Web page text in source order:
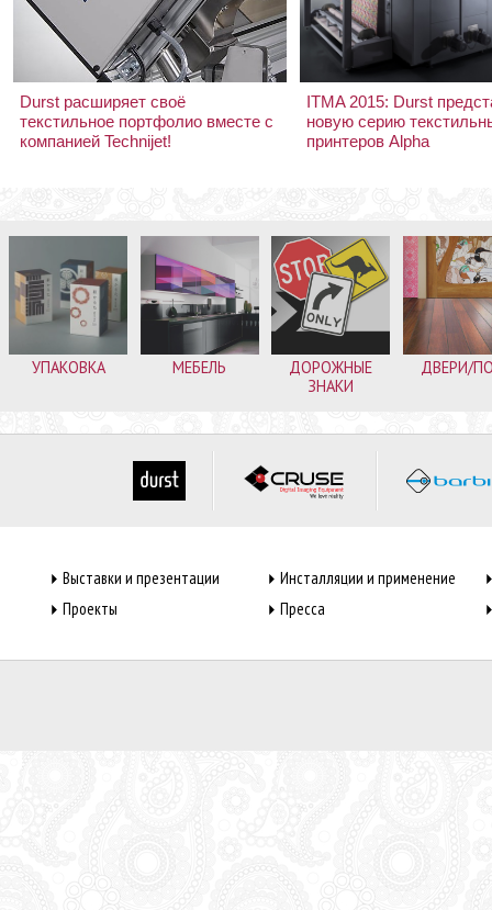
Durst расширяет своё
текстильное портфолио вместе с
компанией Technijet!
ITMA 2015: Durst
новую серию
принтеров Alpha
УПАКОВКА МЕБЕЛЬ
ДОРОЖНЫЕ
ЗНАКИ
ДВЕРИ/
Выставки и презентации
Инсталляции и применение
Проекты
Пресса